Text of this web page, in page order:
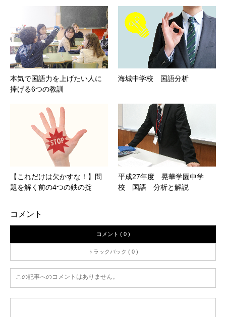
本気で国語力を上げたい人に
捧げる6つの教訓
海城中学校 国語分析
【これだけは欠かすな！】問
題を解く前の4つの鉄の掟
平成27年度 晃華学園中学
校 国語 分析と解説
コメント
コメント ( 0 )
トラックバック ( 0 )
この記事へのコメントはありません。